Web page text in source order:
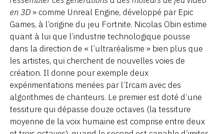
en 3D» comme Unreal Engine, développé par Epic
Games, à l’origine du jeu Fortnite. Nicolas Obin estime
quant à lui que l’industrie technologique pousse
dans la direction de « l’ultraréalisme » bien plus que
les artistes, qui cherchent de nouvelles voies de
création. Il donne pour exemple deux
expérimentations menées par l’Ircam avec des
algorithmes de chanteurs. Le premier est doté d’une
tessiture qui dépasse douze octaves (la tessiture
moyenne de la voix humaine est comprise entre deux